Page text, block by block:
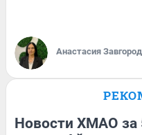
Анастасия
Новости ХМАО за